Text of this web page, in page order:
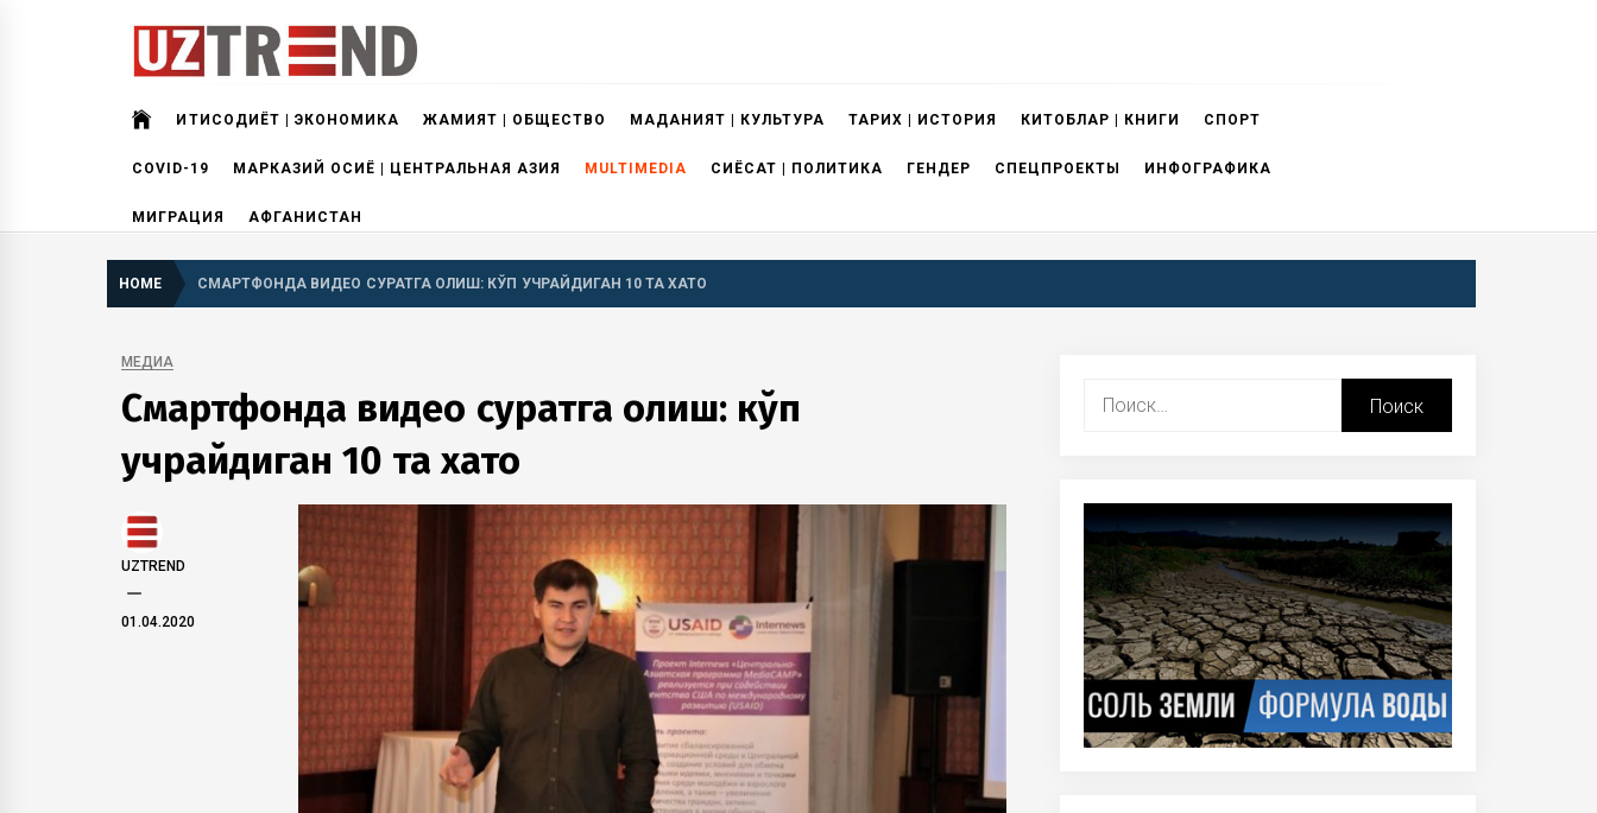
uztrend
ИҚТИСОДИЁТ | ЭКОНОМИКА ЖАМИЯТ | ОБЩЕСТВО МАДАНИЯТ | КУЛЬТУРА ТАРИХ | ИСТОРИЯ КИТОБЛАР | КНИГИ СПОРТ
COVID-19 МАРКАЗИЙ ОСИЁ | ЦЕНТРАЛЬНАЯ АЗИЯ MULTIMEDIA СИЁСАТ | ПОЛИТИКА ГЕНДЕР СПЕЦПРОЕКТЫ ИНФОГРАФИКА
МИГРАЦИЯ АФГАНИСТАН
HOME СМАРТФОНДА ВИДЕО СУРАТГА ОЛИШ: КЎП УЧРАЙДИГАН 10 ТА ХАТО
МЕДИА
Смартфонда видео суратга олиш: кўп
учрайдиган 10 та хато
UZTREND
01.04.2020
Найти: